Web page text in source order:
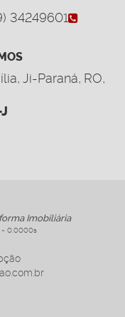
34249601
, Ji-Paraná, RO,
Imobiliária
~ 0.0000s